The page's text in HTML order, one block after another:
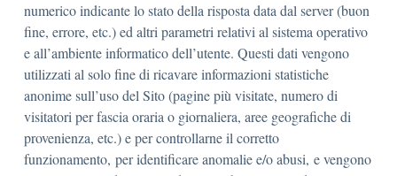
numerico indicante lo stato della risposta data dal server (buon
fine, errore, etc.) ed altri parametri relativi al sistema operativo
e all’ambiente informatico dell’utente. Questi dati vengono
utilizzati al solo fine di ricavare informazioni statistiche
anonime sull’uso del Sito (pagine più visitate, numero di
visitatori per fascia oraria o giornaliera, aree geografiche di
provenienza, etc.) e per controllarne il corretto
funzionamento, per identificare anomalie e/o abusi, e vengono